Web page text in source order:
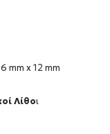
mm x 12 mm
Λίθοι